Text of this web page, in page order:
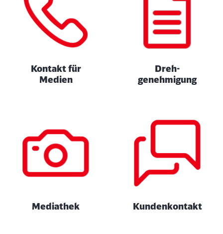
Kontakt für
Medien
Dreh­
genehmigung
Mediathek Kunden­kontakt